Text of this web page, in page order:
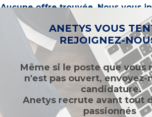
Aucune offre trouvée. Nous vous
d’autres mots-clés ou à
ANETYS VOUS
REJOIGNEZ-
Même si le poste que vous
n'est pas ouvert, envoyez-
candidature.
Anetys recrute avant tout
passionnés